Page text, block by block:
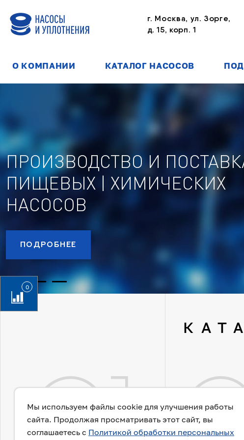
Мы используем файлы cookie для улучшения работы
сайта. Продолжая просматривать этот сайт, вы
соглашаетесь с Политикой обработки персональных
0
г. Москва, ул. Зорге,
д. 15, корп. 1
О КОМПАНИИ КАТАЛОГ НАСОСОВ
01